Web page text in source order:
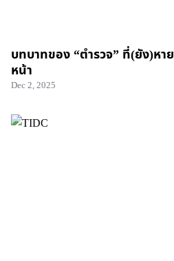
บทบาทของ “ตำรวจ” ที่(ยัง)หา
หน้า
Dec 2, 2025